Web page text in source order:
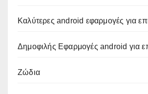
Καλύτερες android εφαρμογές για
Δημοφιλής Εφαρμογές android για
Ζώδια